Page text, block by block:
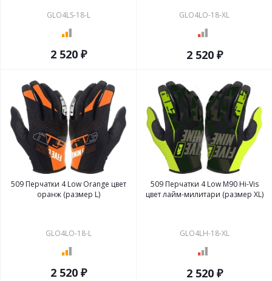
GLO4LS-18-L
2 520 ₽
GLO4LO-18-XL
2 520 ₽
509 Перчатки 4 Low Orange цвет
оранж (размер L)
GLO4LO-18-L
2 520 ₽
509 Перчатки 4 Low M90 Hi-Vis
цвет лайм-милитари (размер XL)
GLO4LH-18-XL
2 520 ₽